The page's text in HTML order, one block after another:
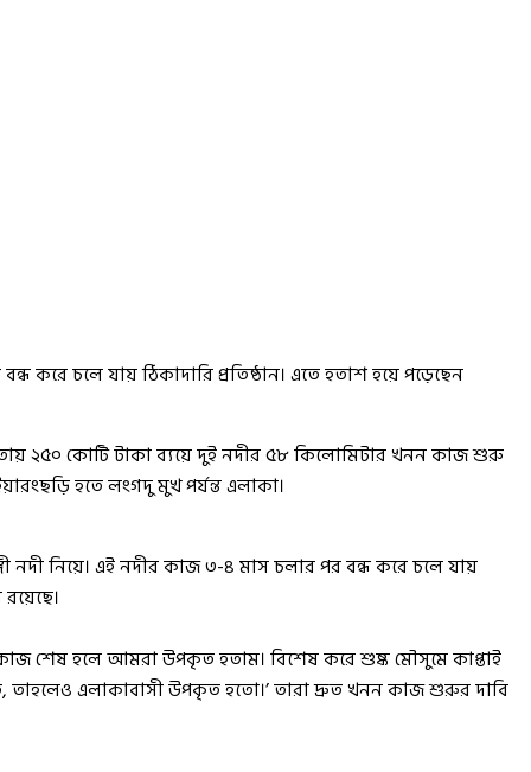
করে চলে যায় ঠিকাদারি প্রতিষ্ঠান। এতে হতাশ হয়ে পড়েছেন
২৫০ কোটি টাকা ব্যয়ে দুই নদীর ৫৮ কিলোমিটার খনন কাজ শুরু
হতে লংগদু মুখ পর্যন্ত এলাকা।
নদী নিয়ে। এই নদীর কাজ ৩-৪ মাস চলার পর বন্ধ করে চলে যায়
শেষ হলে আমরা উপকৃত হতাম। বিশেষ করে শুষ্ক মৌসুমে কাপ্তাই
তাহলেও এলাকাবাসী উপকৃত হতো।’ তারা দ্রুত খনন কাজ শুরুর দাবি